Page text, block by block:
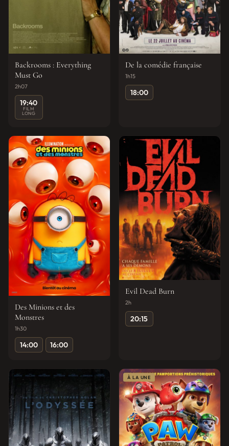
Backrooms : Everything
Must Go
2h07
19:40
FILM
LONG
De la comédie française
1h15
18:00
Des Minions et des
Monstres
1h30
14:00 16:00
Evil Dead Burn
2h
20:15
À LA UNE